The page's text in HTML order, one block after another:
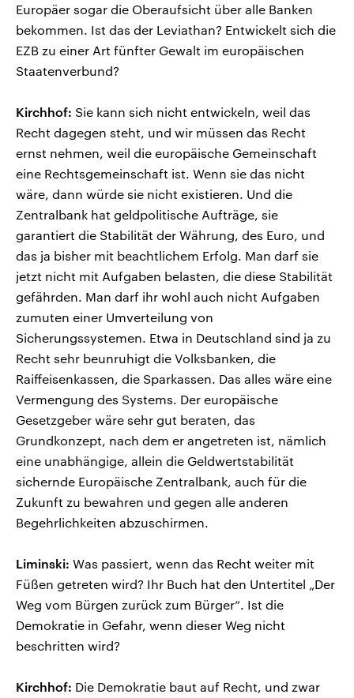
Europäer sogar die Oberaufsicht über alle Banken
bekommen. Ist das der Leviathan? Entwickelt sich die
EZB zu einer Art fünfter Gewalt im europäischen
Staatenverbund?
Kirchhof: Sie kann sich nicht entwickeln, weil das
Recht dagegen steht, und wir müssen das Recht
ernst nehmen, weil die europäische Gemeinschaft
eine Rechtsgemeinschaft ist. Wenn sie das nicht
wäre, dann würde sie nicht existieren. Und die
Zentralbank hat geldpolitische Aufträge, sie
garantiert die Stabilität der Währung, des Euro, und
das ja bisher mit beachtlichem Erfolg. Man darf sie
jetzt nicht mit Aufgaben belasten, die diese Stabilität
gefährden. Man darf ihr wohl auch nicht Aufgaben
zumuten einer Umverteilung von
Sicherungssystemen. Etwa in Deutschland sind ja zu
Recht sehr beunruhigt die Volksbanken, die
Raiffeisenkassen, die Sparkassen. Das alles wäre eine
Vermengung des Systems. Der europäische
Gesetzgeber wäre sehr gut beraten, das
Grundkonzept, nach dem er angetreten ist, nämlich
eine unabhängige, allein die Geldwertstabilität
sichernde Europäische Zentralbank, auch für die
Zukunft zu bewahren und gegen alle anderen
Begehrlichkeiten abzuschirmen.
Liminski: Was passiert, wenn das Recht weiter mit
Füßen getreten wird? Ihr Buch hat den Untertitel „Der
Weg vom Bürgen zurück zum Bürger“. Ist die
Demokratie in Gefahr, wenn dieser Weg nicht
beschritten wird?
Kirchhof: Die Demokratie baut auf Recht, und zwar